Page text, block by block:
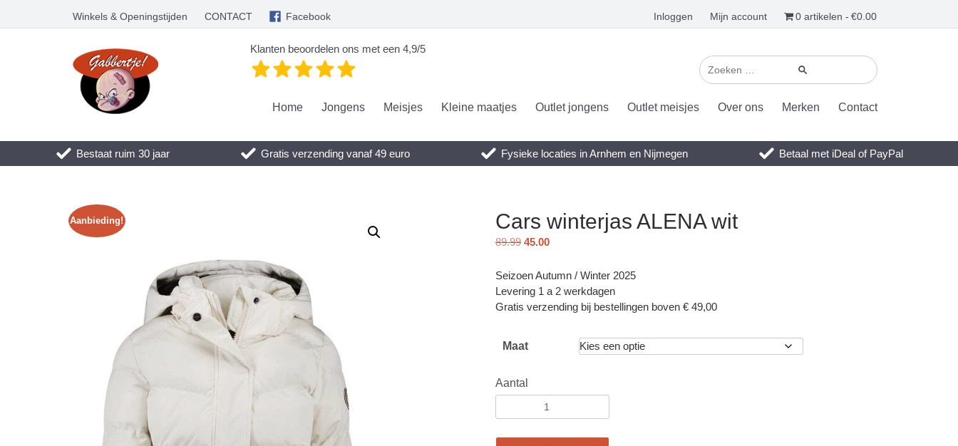
Winkels & Openingstijden CONTACT Facebook Inloggen Mijn account 0 artikelen €0.00
Klanten beoordelen ons met een 4,9/5
Home Jongens Meisjes Kleine maatjes Outlet jongens Outlet meisjes Over ons Merken Contact
Bestaat ruim 30 jaar Gratis verzending vanaf 49 euro Fysieke locaties in Arnhem en Nijmegen Betaal met iDeal of PayPal
Aanbieding! Cars winterjas ALENA wit
89.99 45.00
Seizoen Autumn / Winter 2025
Levering 1 a 2 werkdagen
Gratis verzending bij bestellingen boven € 49,00
Maat
Aantal